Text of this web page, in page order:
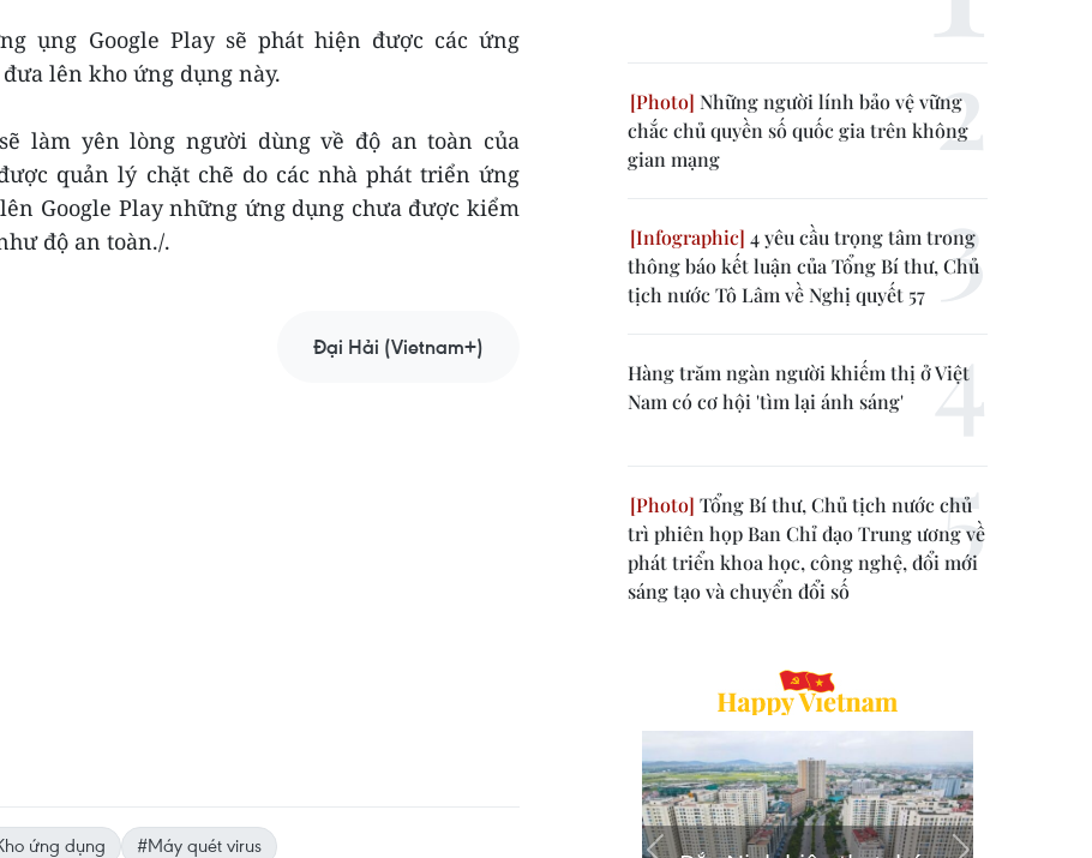
ụng Google Play sẽ phát hiện được các ứng
lên kho ứng dụng này.
làm yên lòng người dùng về độ an toàn của
quản lý chặt chẽ do các nhà phát triển ứng
Google Play những ứng dụng chưa được kiểm
độ an toàn./.
Đại Hải (Vietnam+)
ứng dụng #Máy quét virus
Những người lính bảo vệ vững
chắc chủ quyền số quốc gia trên không
gian mạng
4 yêu cầu trọng tâm trong
thông báo kết luận của Tổng Bí thư, Chủ
tịch nước Tô Lâm về Nghị quyết 57
Hàng trăm ngàn người khiếm thị ở Việt
Nam có cơ hội 'tìm lại ánh sáng'
Tổng Bí thư, Chủ tịch nước chủ
trì phiên họp Ban Chỉ đạo Trung ương về
phát triển khoa học, công nghệ, đổi mới
sáng tạo và chuyển đổi số